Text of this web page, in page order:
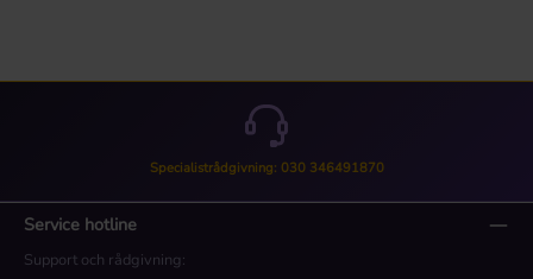
Specialistrådgivning: 030 346491870
Service hotline
Support och rådgivning: